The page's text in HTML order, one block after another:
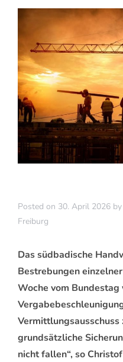
Posted on 30. April 2026 by
Freiburg
Das südbadische
Bestrebungen
Woche vom
Vermittlungsausschuss
grundsätzliche
nicht fallen“, so